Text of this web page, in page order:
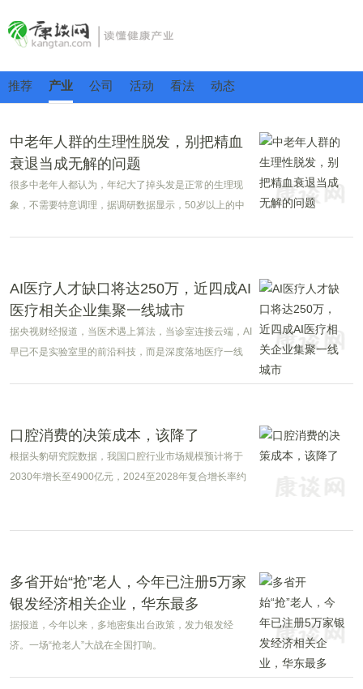
推荐 产业 公司 活动 看法 动态
中老年人群的生理性脱发，别把精血
衰退当成无解的问题
很多中老年人都认为，年纪大了掉头发是正常的生理现
象，不需要特意调理，据调研数据显示，50岁以上的中
AI医疗人才缺口将达250万，近四成AI
医疗相关企业集聚一线城市
据央视财经报道，当医术遇上算法，当诊室连接云端，AI
早已不是实验室里的前沿科技，而是深度落地医疗一线
口腔消费的决策成本，该降了
根据头豹研究院数据，我国口腔行业市场规模预计将于
2030年增长至4900亿元，2024至2028年复合增长率约
多省开始“抢”老人，今年已注册5万家
银发经济相关企业，华东最多
据报道，今年以来，多地密集出台政策，发力银发经
济。一场“抢老人”大战在全国打响。